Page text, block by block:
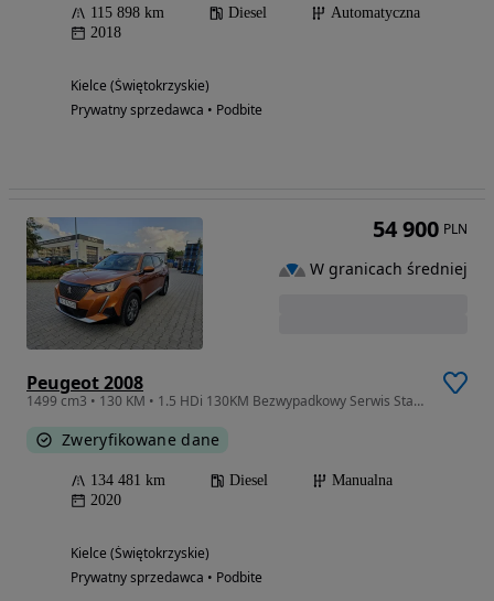
115 898 km Diesel
Automatyczna
2018
Kielce (Świętokrzyskie)
Prywatny sprzedawca • Podbite
Peugeot 2008
1499 cm3 • 130 KM • 1.5 HDi 130KM Bezwypadkowy Serwis Stan BDB
Zweryfikowane dane
134 481 km Diesel
Manualna
2020
Kielce (Świętokrzyskie)
Prywatny sprzedawca • Podbite
54 900 PLN
W granicach średniej